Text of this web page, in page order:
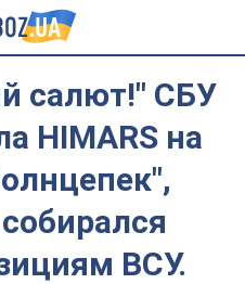
салют!" СБУ
HIMARS на
ВСУ.